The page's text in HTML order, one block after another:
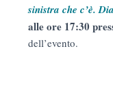
sinistra che c’è.
alle ore 17:30
dell’evento.